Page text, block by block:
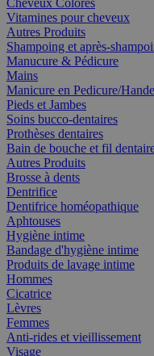
Cheveux Colorés
Vitamines pour cheveux
Autres Produits
Shampoing et après-
Manucure & Pédicure
Mains
Manicure en Pedicure/
Pieds et Jambes
Soins bucco-dentaires
Prothèses dentaires
Bain de bouche et fil
Autres Produits
Brosse à dents
Dentrifice
Dentifrice homéopathique
Aphtouses
Hygiène intime
Bandage d'hygiène intime
Produits de lavage intime
Hommes
Cicatrice
Lèvres
Femmes
Anti-rides et vieillissement
Visage